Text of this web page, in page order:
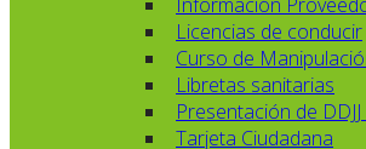
Licencias de conducir
Curso de
Libretas sanitarias
Presentación de
Tarjeta Ciudadana